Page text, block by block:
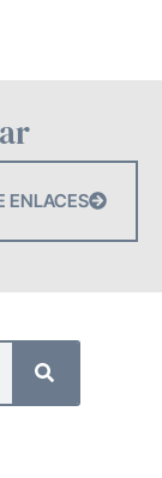
ENLACES